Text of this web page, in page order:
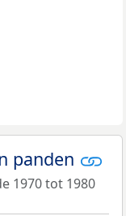
panden
1970 tot 1980